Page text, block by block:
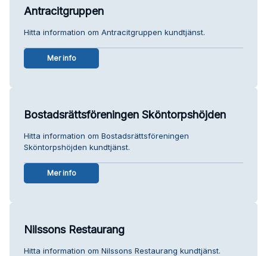
Antracitgruppen
Hitta information om Antracitgruppen kundtjänst.
Mer info
Bostadsrättsföreningen Sköntorpshöjden
Hitta information om Bostadsrättsföreningen
Sköntorpshöjden kundtjänst.
Mer info
Nilssons Restaurang
Hitta information om Nilssons Restaurang kundtjänst.